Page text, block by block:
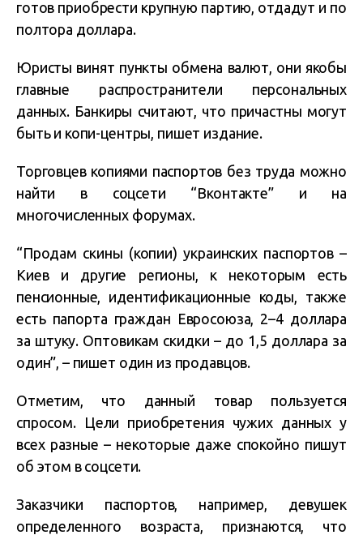
готов приобрести крупную партию, отдадут и по
полтора доллара.
Юристы винят пункты обмена валют, они якобы
главные распространители персональных
данных. Банкиры считают, что причастны могут
быть и копи-центры, пишет издание.
Торговцев копиями паспортов без труда можно
найти в соцсети “Вконтакте” и на
многочисленных форумах.
“Продам скины (копии) украинских паспортов –
Киев и другие регионы, к некоторым есть
пенсионные, идентификационные коды, также
есть папорта граждан Евросоюза, 2–4 доллара
за штуку. Оптовикам скидки – до 1,5 доллара за
один”, – пишет один из продавцов.
Отметим, что данный товар пользуется
спросом. Цели приобретения чужих данных у
всех разные – некоторые даже спокойно пишут
об этом в соцсети.
Заказчики паспортов, например, девушек
определенного возраста, признаются, что